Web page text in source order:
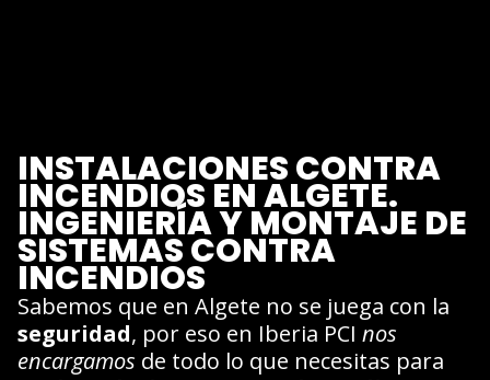
INSTALACIONES CONTRA
INCENDIOS EN ALGETE.
INGENIERÍA Y MONTAJE DE
SISTEMAS CONTRA
INCENDIOS
Sabemos que en Algete no se juega con la
seguridad, por eso en Iberia PCI nos
encargamos de todo lo que necesitas para